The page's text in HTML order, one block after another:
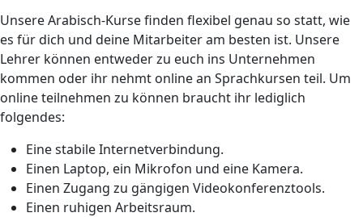
Unsere Arabisch-Kurse finden flexibel genau so statt, wie
es für dich und deine Mitarbeiter am besten ist. Unsere
Lehrer können entweder zu euch ins Unternehmen
kommen oder ihr nehmt online an Sprachkursen teil. Um
online teilnehmen zu können braucht ihr lediglich
folgendes:
Eine stabile Internetverbindung.
Einen Laptop, ein Mikrofon und eine Kamera.
Einen Zugang zu gängigen Videokonferenztools.
Einen ruhigen Arbeitsraum.